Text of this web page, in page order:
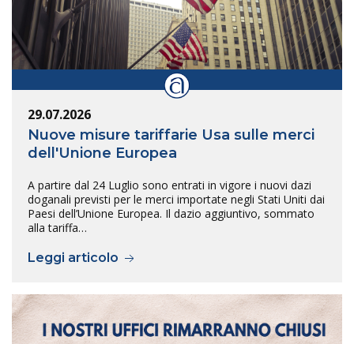
29.07.2026
Nuove misure tariffarie Usa sulle merci
dell'Unione Europea
A partire dal 24 Luglio sono entrati in vigore i nuovi dazi
doganali previsti per le merci importate negli Stati Uniti dai
Paesi dell’Unione Europea. Il dazio aggiuntivo, sommato
alla tariffa…
Leggi articolo